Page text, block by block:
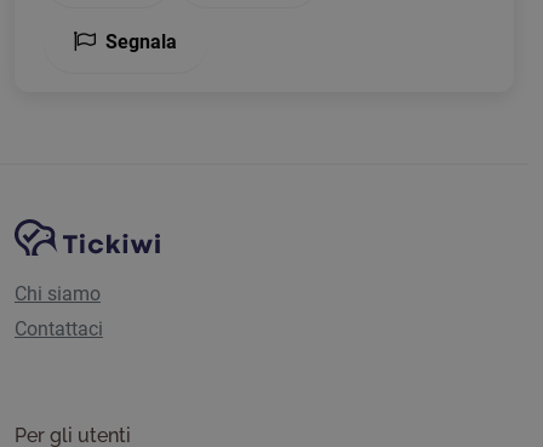
Segnala
Navigazione del sito
Piattaforma Tickiwi
Chi siamo
Contattaci
Per gli utenti